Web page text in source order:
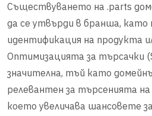
Съществуването на .parts
да се утвърди в бранша, като
идентификация на продукта
Оптимизацията за търсачки
значителна, тъй като
релевантен за търсенията
което увеличава шансовете